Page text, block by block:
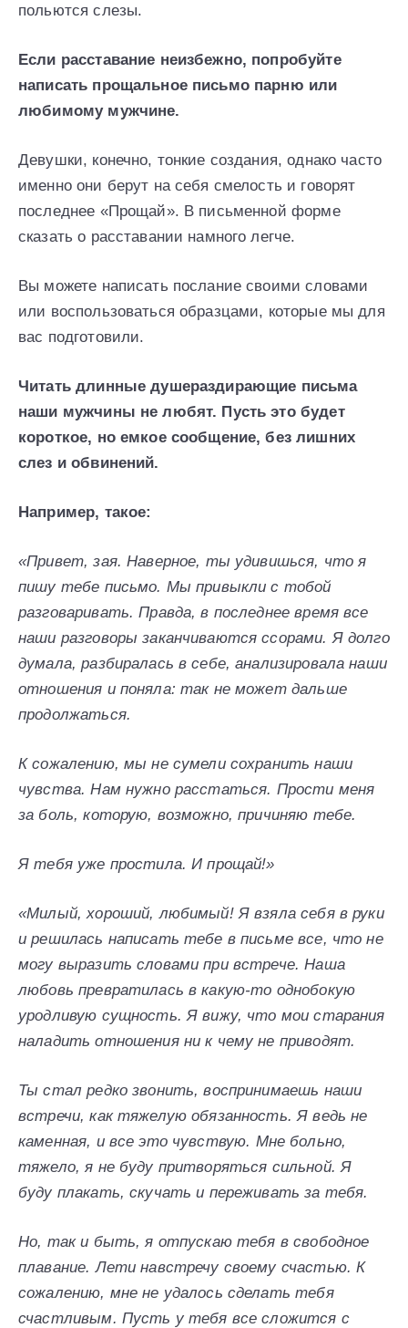
польются слезы.
Если расставание неизбежно, попробуйте
написать прощальное письмо парню или
любимому мужчине.
Девушки, конечно, тонкие создания, однако часто
именно они берут на себя смелость и говорят
последнее «Прощай». В письменной форме
сказать о расставании намного легче.
Вы можете написать послание своими словами
или воспользоваться образцами, которые мы для
вас подготовили.
Читать длинные душераздирающие письма
наши мужчины не любят. Пусть это будет
короткое, но емкое сообщение, без лишних
слез и обвинений.
Например, такое:
«Привет, зая. Наверное, ты удивишься, что я
пишу тебе письмо. Мы привыкли с тобой
разговаривать. Правда, в последнее время все
наши разговоры заканчиваются ссорами. Я долго
думала, разбиралась в себе, анализировала наши
отношения и поняла: так не может дальше
продолжаться.
К сожалению, мы не сумели сохранить наши
чувства. Нам нужно расстаться. Прости меня
за боль, которую, возможно, причиняю тебе.
Я тебя уже простила. И прощай!»
«Милый, хороший, любимый! Я взяла себя в руки
и решилась написать тебе в письме все, что не
могу выразить словами при встрече. Наша
любовь превратилась в какую-то однобокую
уродливую сущность. Я вижу, что мои старания
наладить отношения ни к чему не приводят.
Ты стал редко звонить, воспринимаешь наши
встречи, как тяжелую обязанность. Я ведь не
каменная, и все это чувствую. Мне больно,
тяжело, я не буду притворяться сильной. Я
буду плакать, скучать и переживать за тебя.
Но, так и быть, я отпускаю тебя в свободное
плавание. Лети навстречу своему счастью. К
сожалению, мне не удалось сделать тебя
счастливым. Пусть у тебя все сложится с